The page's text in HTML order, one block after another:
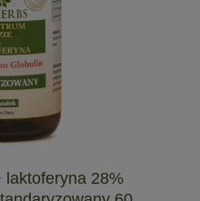
laktoferyna 28%